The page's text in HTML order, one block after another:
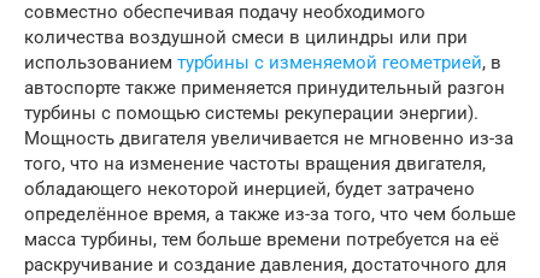
совместно обеспечивая подачу необходимого
количества воздушной смеси в цилиндры или при
использованием турбины с изменяемой геометрией, в
автоспорте также применяется принудительный разгон
турбины с помощью системы рекуперации энергии).
Мощность двигателя увеличивается не мгновенно из-за
того, что на изменение частоты вращения двигателя,
обладающего некоторой инерцией, будет затрачено
определённое время, а также из-за того, что чем больше
масса турбины, тем больше времени потребуется на её
раскручивание и создание давления, достаточного для